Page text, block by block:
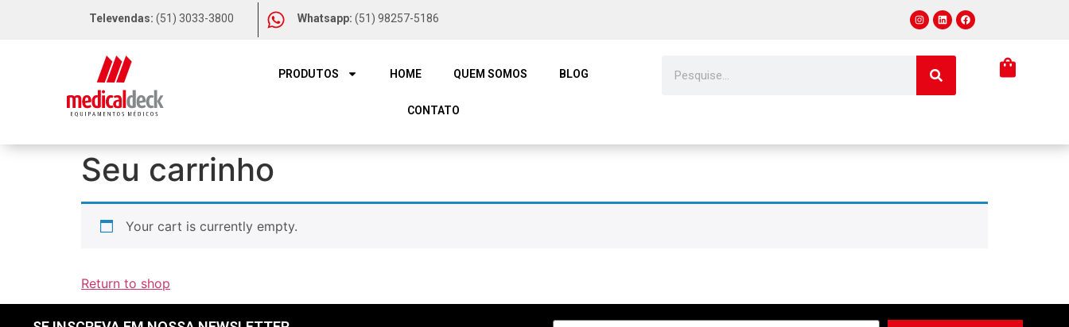
Televendas: (51) 3033-3800 Whatsapp: (51) 98257-5186
PRODUTOS HOME QUEM SOMOS BLOG
CONTATO
Seu carrinho
Your cart is currently empty.
Return to shop